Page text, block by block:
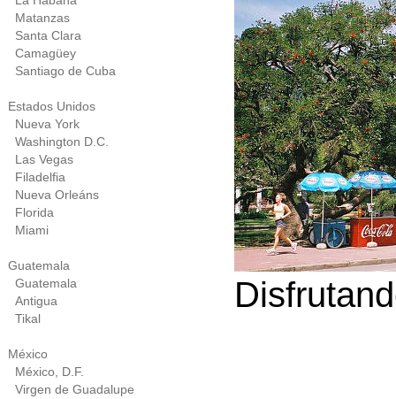
Matanzas
Santa Clara
Camagüey
Santiago de Cuba
Estados Unidos
Nueva York
Washington D.C.
Las Vegas
Filadelfia
Nueva Orleáns
Florida
Miami
Guatemala
Guatemala
Antigua
Tikal
México
México, D.F.
Virgen de Guadalupe